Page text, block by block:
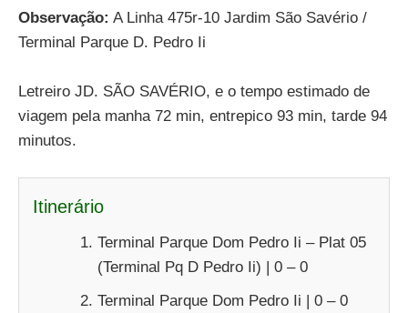
Observação: A Linha 475r-10 Jardim São Savério /
Terminal Parque D. Pedro Ii
Letreiro JD. SÃO SAVÉRIO, e o tempo estimado de
viagem pela manha 72 min, entrepico 93 min, tarde 94
minutos.
Itinerário
Terminal Parque Dom Pedro Ii – Plat 05
(Terminal Pq D Pedro Ii) | 0 – 0
Terminal Parque Dom Pedro Ii | 0 – 0